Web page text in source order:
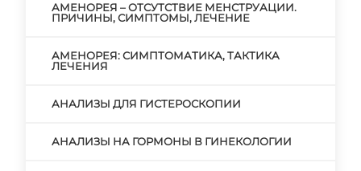
АМЕНОРЕЯ – ОТСУТСТВИЕ МЕНСТРУАЦИИ.
ПРИЧИНЫ, СИМПТОМЫ, ЛЕЧЕНИЕ
АМЕНОРЕЯ: СИМПТОМАТИКА, ТАКТИКА
ЛЕЧЕНИЯ
АНАЛИЗЫ ДЛЯ ГИСТЕРОСКОПИИ
АНАЛИЗЫ НА ГОРМОНЫ В ГИНЕКОЛОГИИ